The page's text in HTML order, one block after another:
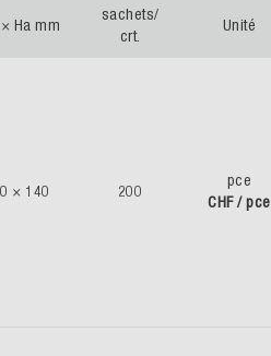
Ha mm
sachets/
crt.
Unité
× 140 200
pce
CHF / pce